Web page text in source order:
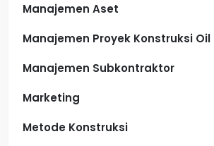
Manajemen Aset
Manajemen Proyek Konstruksi Oil
Manajemen Subkontraktor
Marketing
Metode Konstruksi